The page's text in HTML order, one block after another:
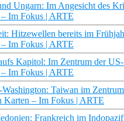
Ungarn: Im Angesicht des
Im Fokus | ARTE
Hitzewellen bereits im
Im Fokus | ARTE
Kapitol: Im Zentrum der
Im Fokus | ARTE
Washington: Taiwan im
Karten – Im Fokus | ARTE
Frankreich im